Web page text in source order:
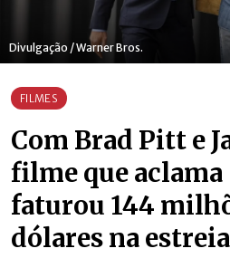
Divulgação / Warner Bros.
FILMES
Com Brad Pitt e
filme que aclama
faturou 144
dólares na estreia